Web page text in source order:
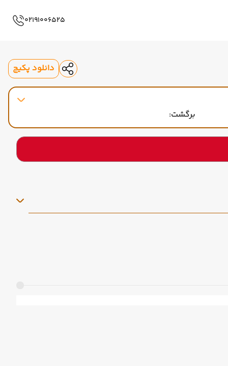
02191006525
دانلود پکیج
برگشت: